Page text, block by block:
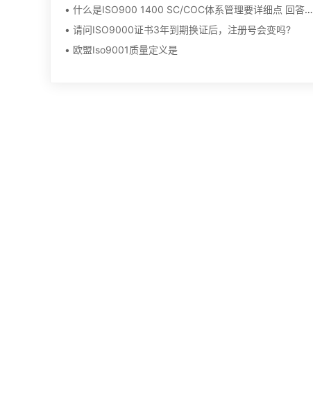
• 什么是ISO900 1400 SC/COC体系管理要详细点 回答的好给高分
• 请问ISO9000证书3年到期换证后，注册号会变吗?
• 欧盟Iso9001质量定义是